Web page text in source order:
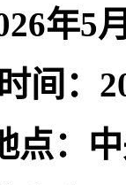
年5
时间：
点：